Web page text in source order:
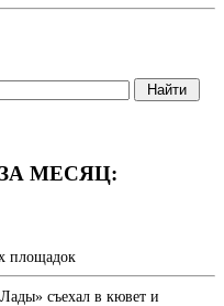
МЕСЯЦ:
площадок
съехал в кювет и